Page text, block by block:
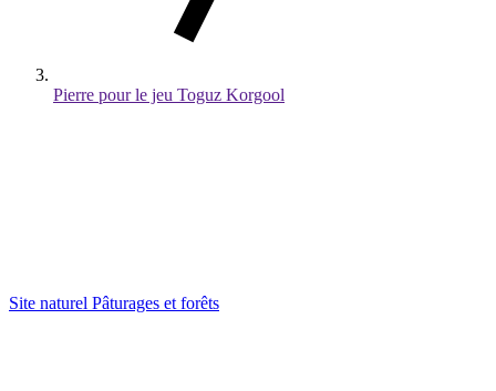
Pierre pour le jeu Toguz Korgool
Site naturel Pâturages et forêts